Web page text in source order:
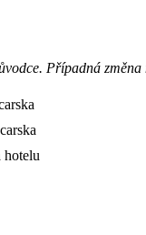
Případná
hotelu